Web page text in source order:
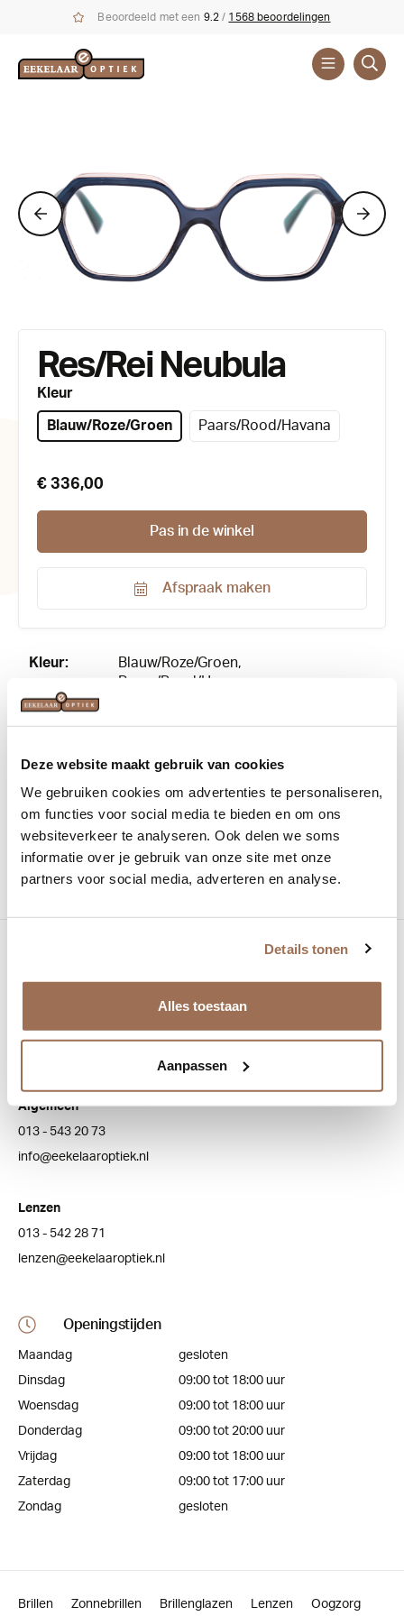
Deze website maakt gebruik van cookies
We gebruiken cookies om advertenties te personaliseren,
om functies voor social media te bieden en om ons
websiteverkeer te analyseren. Ook delen we soms
informatie over je gebruik van onze site met onze
partners voor social media, adverteren en analyse.
Details tonen
Alles toestaan
Aanpassen
Beoordeeld met een 9.2 / 1568 beoordelingen
Res/Rei Neubula
Kleur
Blauw/Roze/Groen Paars/Rood/Havana
€ 336,00
Pas in de winkel
Afspraak maken
Kleur:
Blauw/Roze/Groen,
Paars/Rood/Havana
Materiaal: Acetaat
Merk:
Vorm: vierkant
Bredaseweg 100
Algemeen
013 - 543 20 73
info@eekelaaroptiek.nl
Lenzen
013 - 542 28 71
lenzen@eekelaaroptiek.nl
Openingstijden
Maandag
gesloten
Dinsdag
09:00 tot 18:00 uur
Woensdag
09:00 tot 18:00 uur
Donderdag
09:00 tot 20:00 uur
Vrijdag
09:00 tot 18:00 uur
Zaterdag
09:00 tot 17:00 uur
Zondag
gesloten
Brillen Zonnebrillen Brillenglazen Lenzen Oogzorg